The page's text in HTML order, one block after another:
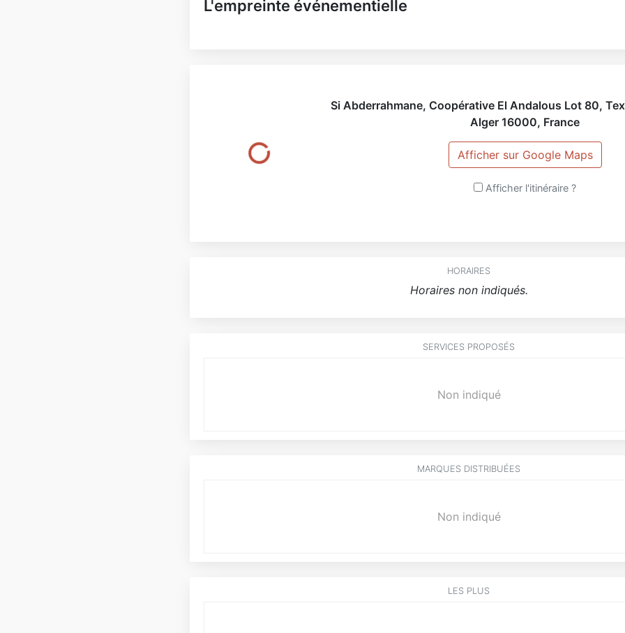
L'empreinte événementielle
Si Abderrahmane, Coopérative El Andalous Lot 80,
Alger 16000, France
Afficher sur Google Maps
Afficher l'itinéraire ?
HORAIRES
Horaires non indiqués.
SERVICES PROPOSÉS
Non indiqué
MARQUES DISTRIBUÉES
Non indiqué
LES PLUS